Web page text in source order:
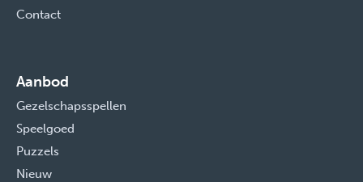
Contact
Aanbod
Gezelschapsspellen
Speelgoed
Puzzels
Nieuw